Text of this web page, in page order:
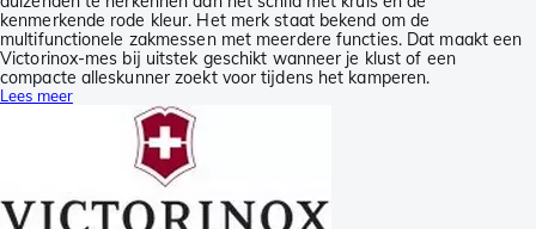
kenmerkende rode kleur. Het merk staat bekend om de
multifunctionele zakmessen met meerdere functies. Dat maakt een
Victorinox-mes bij uitstek geschikt wanneer je klust of een
compacte alleskunner zoekt voor tijdens het kamperen.
Lees meer